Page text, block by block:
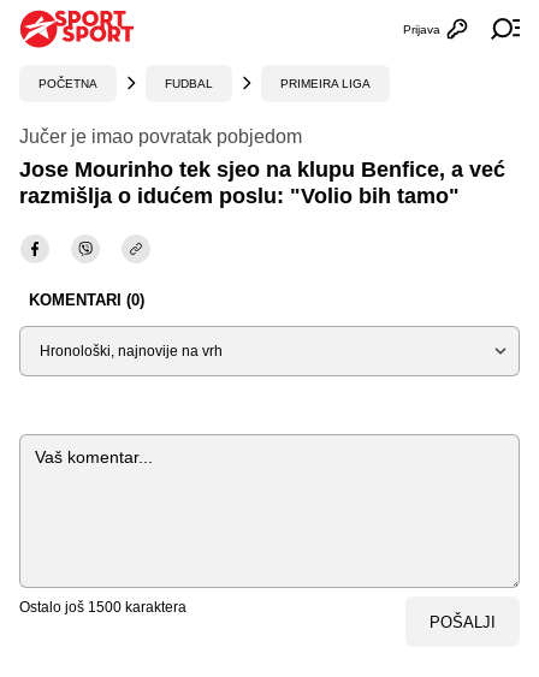
Otvori
Prijava
POČETNA FUDBAL PRIMEIRA LIGA
Jučer je imao povratak pobjedom
Jose Mourinho tek sjeo na klupu Benfice, a već
razmišlja o idućem poslu: "Volio bih tamo"
KOMENTARI (0)
Sortiraj
Komentar
Ostalo još 1500 karaktera
POŠALJI